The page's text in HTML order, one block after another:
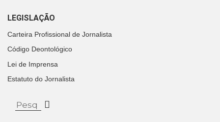
LEGISLAÇÃO
Carteira Profissional de Jornalista
Código Deontológico
Lei de Imprensa
Estatuto do Jornalista